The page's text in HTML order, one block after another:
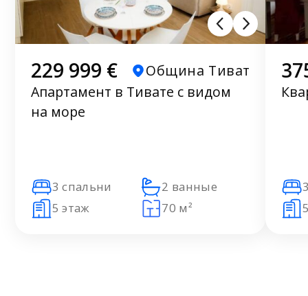
229 999 €
Община Тиват
Апартамент в Тивате с видом
на море
3 спальни
2 ванные
5 этаж
70 м²